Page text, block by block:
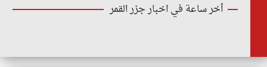
أخر ساعة في اخبار جزر القمر